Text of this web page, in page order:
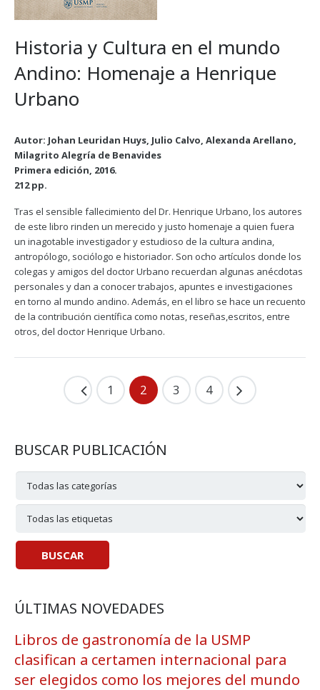
Historia y Cultura en el mundo
Andino: Homenaje a Henrique
Urbano
Autor: Johan Leuridan Huys, Julio Calvo, Alexanda Arellano,
Milagrito Alegría de Benavides
Primera edición, 2016.
212 pp.
Tras el sensible fallecimiento del Dr. Henrique Urbano, los autores
de este libro rinden un merecido y justo homenaje a quien fuera
un inagotable investigador y estudioso de la cultura andina,
antropólogo, sociólogo e historiador. Son ocho artículos donde los
colegas y amigos del doctor Urbano recuerdan algunas anécdotas
personales y dan a conocer trabajos, apuntes e investigaciones
en torno al mundo andino. Además, en el libro se hace un recuento
de la contribución científica como notas, reseñas,escritos, entre
otros, del doctor Henrique Urbano.
1 2 3 4
BUSCAR PUBLICACIÓN
ÚLTIMAS NOVEDADES
Libros de gastronomía de la USMP
clasifican a certamen internacional para
ser elegidos como los mejores del mundo